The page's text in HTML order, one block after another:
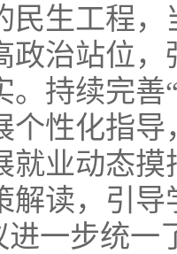
民生工程
政治站位
。持续完
个性化指
就业动态
解读，引
进一步统一